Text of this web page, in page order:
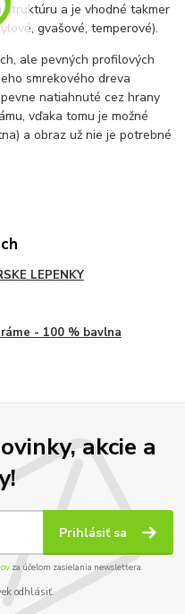
a je vhodné takmer
gvašové, temperové).
ale pevných profilových
smrekového dreva
natiahnuté cez hrany
vďaka tomu je možné
a obraz už nie je potrebné
LEPENKY
- 100 % bavlna
akcie a
Prihlásiť sa
za účelom zasielania newslettera.
odhlásiť.